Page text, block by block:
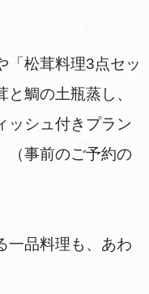
「松茸料理3点セッ
鯛の土瓶蒸し、
ッシュ付きプラン
（事前のご予約の
一品料理も、あわ